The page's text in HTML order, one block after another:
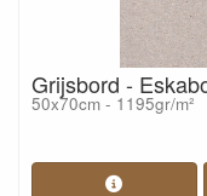
Grijsbord -
50x70cm - 1195gr/m²